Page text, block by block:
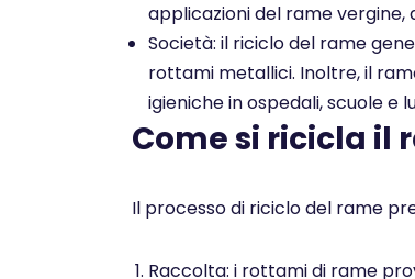
applicazioni del rame vergine,
Società: il riciclo del rame
rottami metallici. Inoltre, il
igieniche in ospedali, scuole e
Come si ricicla il
Il processo di riciclo del rame
Raccolta: i rottami di rame